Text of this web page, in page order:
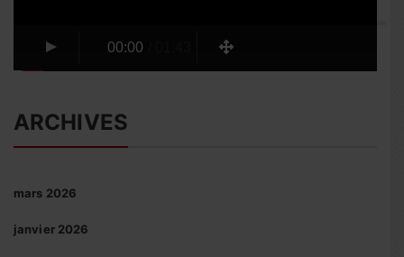
00:00
ARCHIVES
mars 2026
janvier 2026